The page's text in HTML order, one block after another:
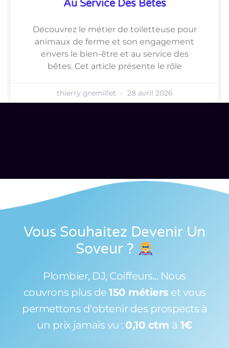
Au Service Des Bêtes
Découvrez le métier de toiletteuse pour
animaux de ferme et son engagement
envers le bien-être et au service des
bêtes. Cet article présente le rôle
thierry gremillet 28 avril 2026
Vous Souhaitez Devenir Un
Soveur ?
Plombier, DJ, Coiffeurs... Nous
couvrons plus de 150 métiers et vous
permettons d'obtenir des prospects à
un prix jamais vu : 0,10 ctm à 1€